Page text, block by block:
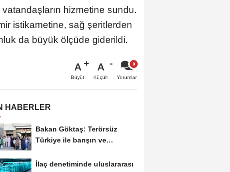
hizmetine sundu.
istikametine, sağ şeritlerden
da büyük ölçüde giderildi.
A
Büyüt
A
Küçült Yorumlar
HABERLER
Bakan Göktaş: Terörsüz
Türkiye ile barışın ve
İlaç denetiminde uluslararası